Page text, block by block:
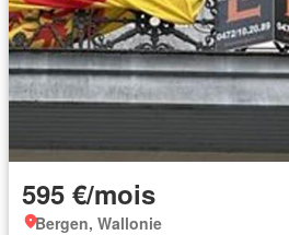
595 €/mois
Bergen, Wallonie